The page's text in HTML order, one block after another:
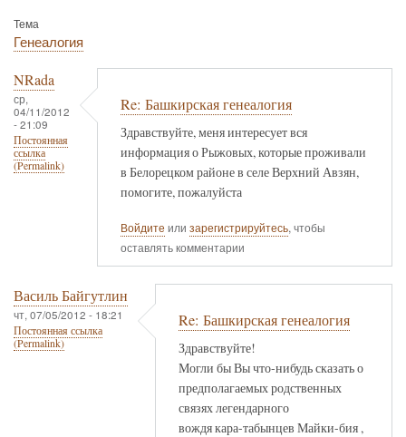
Тема
Генеалогия
NRada
ср,
04/11/2012
- 21:09
Постоянная
ссылка
(Permalink)
Re: Башкирская генеалогия
Здравствуйте, меня интересует вся
информация о Рыжовых, которые проживали
в Белорецком районе в селе Верхний Авзян,
помогите, пожалуйста
Войдите или зарегистрируйтесь, чтобы
оставлять комментарии
Василь Байгутлин
чт, 07/05/2012 - 18:21
Постоянная ссылка
(Permalink)
Re: Башкирская генеалогия
Здравствуйте!
Могли бы Вы что-нибудь сказать о
предполагаемых родственных
связях легендарного
вождя кара-табынцев Майки-бия ,